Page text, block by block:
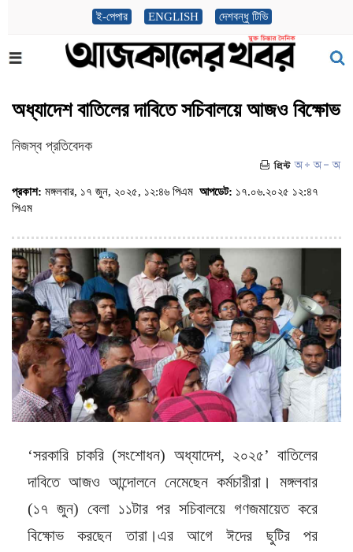
ই-পেপার ENGLISH দেশবন্ধু টিভি
অধ্যাদেশ বাতিলের দাবিতে সচিবালয়ে আজও বিক্ষোভ
নিজস্ব প্রতিবেদক
প্রকাশ: মঙ্গলবার, ১৭ জুন, ২০২৫, ১২:৪৬ পিএম আপডেট: ১৭.০৬.২০২৫ ১২:৪৭
পিএম
‘সরকারি চাকরি (সংশোধন) অধ্যাদেশ, ২০২৫’ বাতিলের
দাবিতে আজও আন্দোলনে নেমেছেন কর্মচারীরা। মঙ্গলবার
(১৭ জুন) বেলা ১১টার পর সচিবালয়ে গণজমায়েত করে
বিক্ষোভ করছেন তারা।এর আগে ঈদের ছুটির পর